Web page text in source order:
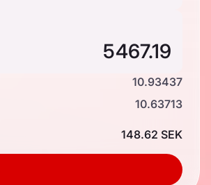
10.93437
10.63713
148.62 SEK